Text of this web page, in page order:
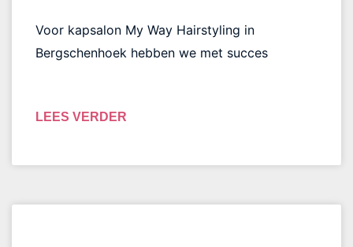
Voor kapsalon My Way Hairstyling in
Bergschenhoek hebben we met succes
LEES VERDER